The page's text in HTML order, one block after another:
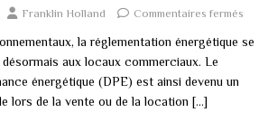
Franklin Holland Commentaires fermés
la réglementation énergétique se
aux locaux commerciaux. Le
énergétique (DPE) est ainsi devenu un
lors de la vente ou de la location […]